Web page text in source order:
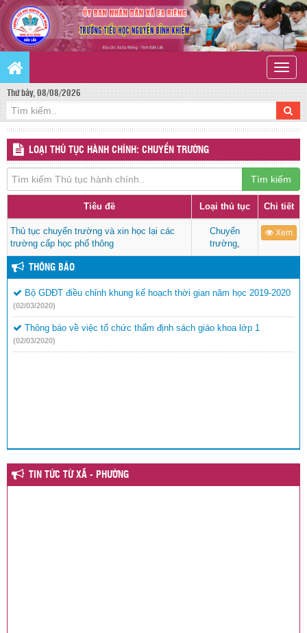
Toggle
Thứ bảy, 08/08/2026
LOẠI THỦ TỤC HÀNH CHÍNH: CHUYỂN TRƯỜNG
Tìm kiếm
Tiêu đề Loại thủ tục Chi tiết
Thủ tục chuyển trường và xin học lại các
trường cấp học phổ thông
Chuyển
trường
Xem
THÔNG BÁO
Bộ GDĐT điều chỉnh khung kế hoạch thời gian năm học 2019-2020
(02/03/2020)
Thông báo về việc tổ chức thẩm định sách giáo khoa lớp 1
(02/03/2020)
TIN TỨC TỪ XÃ - PHƯỜNG